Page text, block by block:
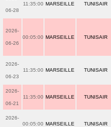
06-28
11:35:00 MARSEILLE TUNISAIR
2026-
06-26
00:05:00 MARSEILLE TUNISAIR
2026-
06-23
11:35:00 MARSEILLE TUNISAIR
2026-
06-21
11:35:00 MARSEILLE TUNISAIR
2026-
00:05:00 MARSEILLE TUNISAIR